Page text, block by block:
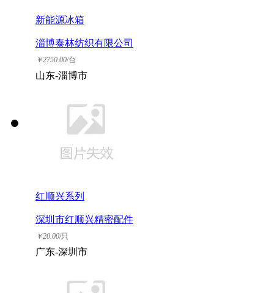
新能源冰箱
淄博泰林纺织有限公司
￥2750.00/台
山东-淄博市
红顺兴系列
深圳市红顺兴精密配件
有限公司
￥20.00/只
广东-深圳市